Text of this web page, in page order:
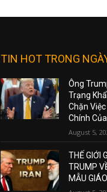
TIN HOT TRONG
Ông
Trạng
Chặn
Chính
August 5,
THẾ GIỚI
TRUMP
MẪU